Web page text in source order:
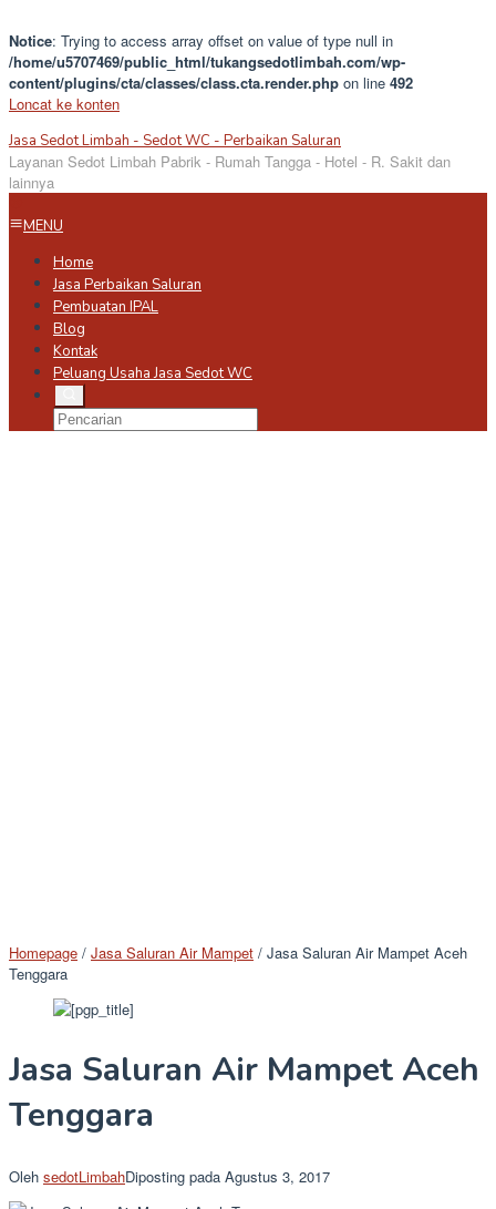
Notice: Trying to access array offset on value of type null in
/home/u5707469/public_html/tukangsedotlimbah.com/wp-
content/plugins/cta/classes/class.cta.render.php on line 492
Loncat ke konten
Jasa Sedot Limbah - Sedot WC - Perbaikan Saluran
Layanan Sedot Limbah Pabrik - Rumah Tangga - Hotel - R. Sakit dan
lainnya
MENU
Home
Jasa Perbaikan Saluran
Pembuatan IPAL
Blog
Kontak
Peluang Usaha Jasa Sedot WC
Homepage / Jasa Saluran Air Mampet / Jasa Saluran Air Mampet Aceh
Tenggara
Jasa Saluran Air Mampet Aceh
Tenggara
Oleh sedotLimbahDiposting pada Agustus 3, 2017